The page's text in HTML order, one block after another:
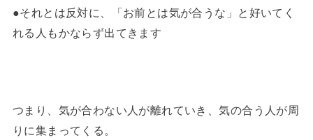
●それとは反対に、「お前とは気が合うな」と好いてく
れる人もかならず出てきます
つまり、気が合わない人が離れていき、気の合う人が周
りに集まってくる。